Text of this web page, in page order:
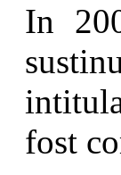
In
fost